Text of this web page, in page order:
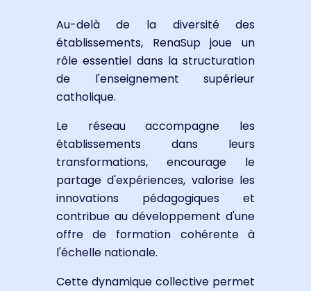
Au-delà de la diversité des
établissements, RenaSup joue un
rôle essentiel dans la structuration
de l'enseignement supérieur
catholique.
Le réseau accompagne les
établissements dans leurs
transformations, encourage le
partage d'expériences, valorise les
innovations pédagogiques et
contribue au développement d'une
offre de formation cohérente à
l'échelle nationale.
Cette dynamique collective permet